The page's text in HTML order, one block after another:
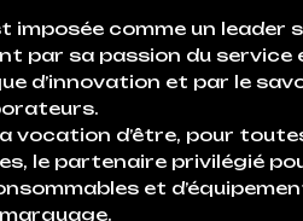
imposée comme un leader
par sa passion du service
d’innovation et par le
vocation d’être, pour
le partenaire privilégié
et